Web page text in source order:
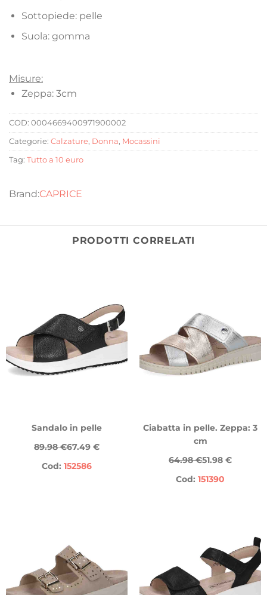
Sottopiede: pelle
Suola: gomma
Misure:
Zeppa: 3cm
COD: 0004669400971900002
Categorie: Calzature, Donna, Mocassini
Tag: Tutto a 10 euro
CAPRICE
PRODOTTI CORRELATI
Sandalo in pelle
89.98 €67.49 €
Cod: 152586
Ciabatta in pelle. Zeppa: 3
cm
64.98 €51.98 €
Cod: 151390